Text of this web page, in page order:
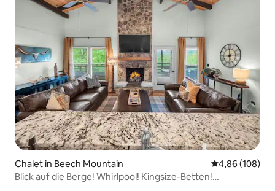
Chalet in Beech Mountain
4,86 (108)
Blick auf die Berge! Whirlpool! Kingsize-Betten!